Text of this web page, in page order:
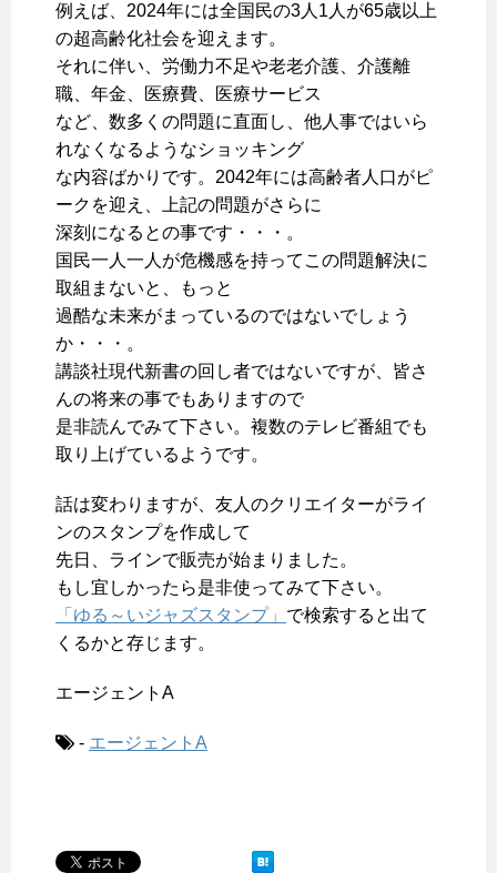
例えば、2024年には全国民の3人1人が65歳以上
の超高齢化社会を迎えます。
それに伴い、労働力不足や老老介護、介護離
職、年金、医療費、医療サービス
など、数多くの問題に直面し、他人事ではいら
れなくなるようなショッキング
な内容ばかりです。2042年には高齢者人口がピ
ークを迎え、上記の問題がさらに
深刻になるとの事です・・・。
国民一人一人が危機感を持ってこの問題解決に
取組まないと、もっと
過酷な未来がまっているのではないでしょう
か・・・。
講談社現代新書の回し者ではないですが、皆さ
んの将来の事でもありますので
是非読んでみて下さい。複数のテレビ番組でも
取り上げているようです。
話は変わりますが、友人のクリエイターがライ
ンのスタンプを作成して
先日、ラインで販売が始まりました。
もし宜しかったら是非使ってみて下さい。
「ゆる～いジャズスタンプ」 で検索すると出て
くるかと存じます。
エージェントA
- エージェントA